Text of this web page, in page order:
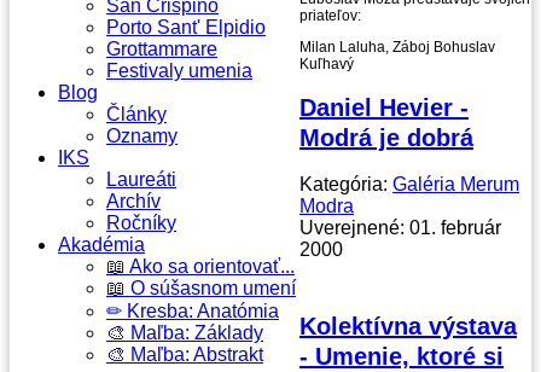
San Crispino
Porto Sant' Elpidio
Grottammare
Festivaly umenia
Blog
Články
Oznamy
IKS
Laureáti
Archív
Ročníky
Akadémia
📖 Ako sa orientovať...
📖 O súšasnom umení
✏ Kresba: Anatómia
🎨 Maľba: Základy
🎨 Maľba: Abstrakt
priateľov:
Milan Laluha, Záboj Bohuslav
Kuľhavý
Daniel Hevier -
Modrá je dobrá
Kategória: Galéria Merum
Modra
Uverejnené: 01. február
2000
Kolektívna výstava
- Umenie, ktoré si